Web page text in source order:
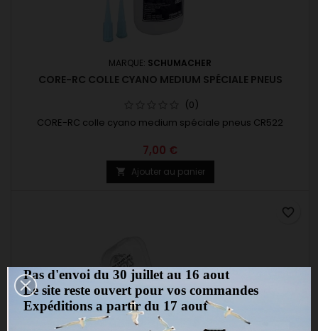
MARQUE: SCHUMACHER
CORE-RC COLLE CYANO MEDIUM SPÉCIALE PNEUS
(0)
CORE-RC colle cyano medium spéciale pneus CR522
7,00 €
 Ajouter au panier
favorite_border
Pas d'envoi du 30 juillet au 16 aout
Le site reste ouvert pour vos commandes
Expéditions a partir du 17 aout